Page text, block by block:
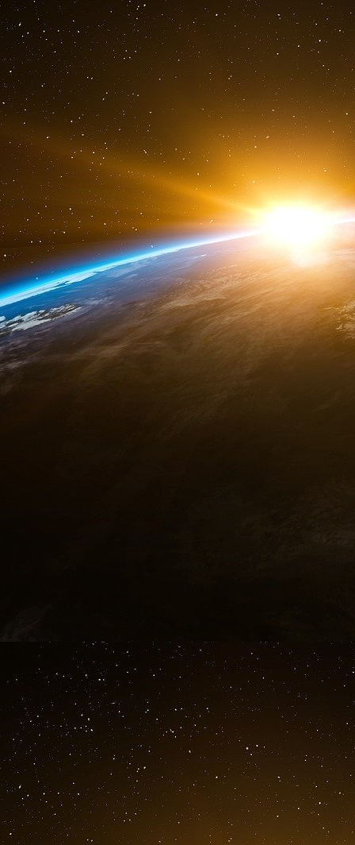
Dès 2025, Mario Draghi ne jugeait pas
septembre 2025, lors d’une conférence de la
valoir que l’Europe avait encore pris du
recommandait 885 mesures visant à
chaînes d’approvisionnement et à améliorer
d’entre elles avaient été mises en œuvre.
« Need for speed – the Draghi report one
Research, Marion Muehlberger et Ursula
mesures : 16 ont été jugées «
considérées comme des réformes
La Deutsche Bank estime que
l’Europe est responsable du
sécurité. Le rôle que les États-Unis sont
le biais de l’OTAN est nettement
comme l’a clairement indiqué la
novembre 2025.
La compétitivité de l’Europe doit
menace pour la sécurité
d’équipements importés, l’impact
partie de la manière dont ces fonds sont
les budgets nationaux, tandis que
populations de chaque pays.
Pour répondre à un besoin bien réel en
désormais besoin de chaînes
structures financières et
permettre au financement du
qu’au fonds de roulement, d’arriver au
d’approvisionnement. C’est le rôle des
qu’une économie préparée soit